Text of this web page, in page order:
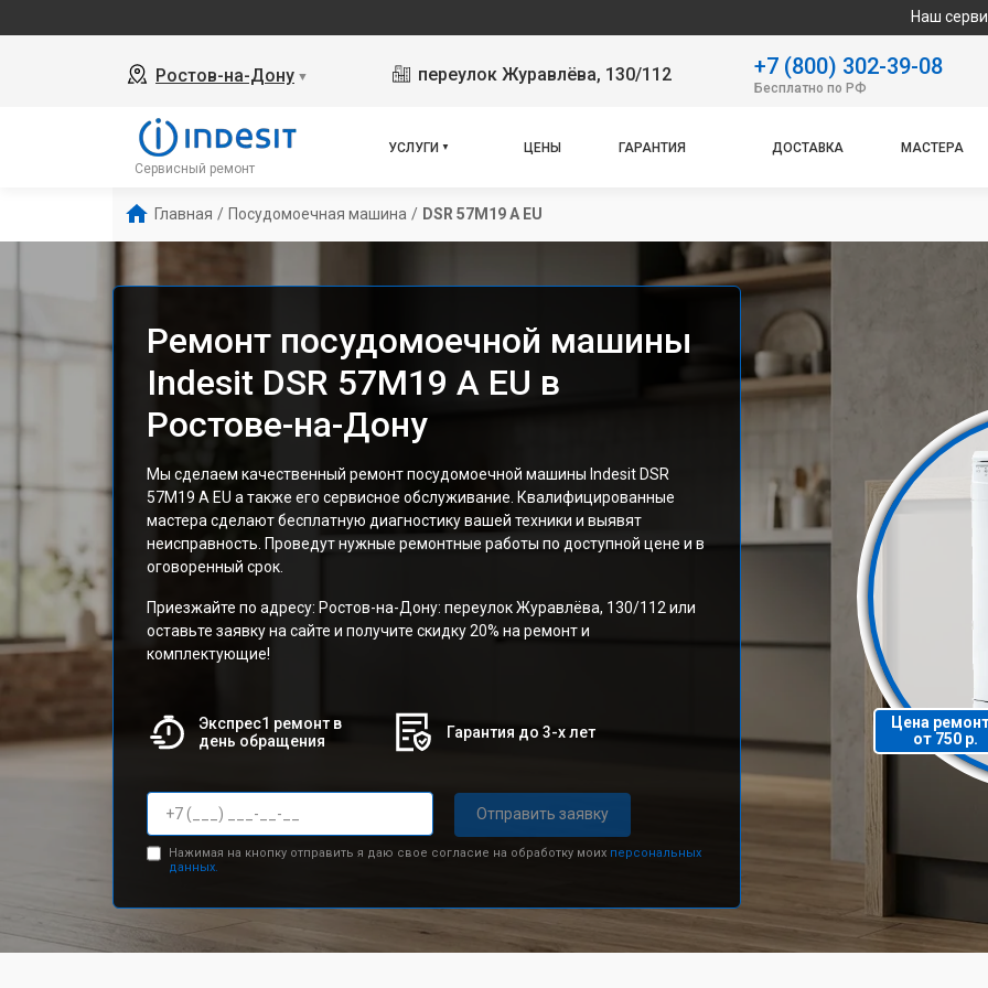
Наш сервисный центр
Ростов-на-Дону ▼ переулок Журавлёва, 130/112 +7 (800) 302-39-08
Бесплатно по РФ
Сервисный ремонт
УСЛУГИ ЦЕНЫ ГАРАНТИЯ ДОСТАВКА МАСТЕРА
Главная / Посудомоечная машина / DSR 57M19 A EU
Ремонт посудомоечной машины
Indesit DSR 57M19 A EU в
Ростове-на-Дону
Мы сделаем качественный ремонт посудомоечной машины Indesit DSR
57M19 A EU а также его сервисное обслуживание. Квалифицированные
мастера сделают бесплатную диагностику вашей техники и выявят
неисправность. Проведут нужные ремонтные работы по доступной цене и в
оговоренный срок.
Приезжайте по адресу: Ростов-на-Дону: переулок Журавлёва, 130/112 или
оставьте заявку на сайте и получите скидку 20% на ремонт и
комплектующие!
Экспрес1 ремонт в
день обращения
Гарантия до 3-х лет
Отправить заявку
Нажимая на кнопку отправить я даю свое согласие на обработку моих персональных
данных.
Цена
от 750 р.